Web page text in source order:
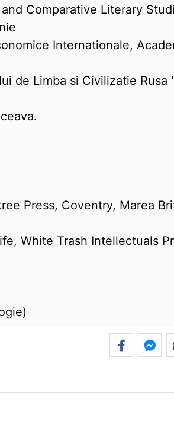
Comparative Literary
Internationale,
de Limba si Civilizatie Rusa
Press, Coventry, Marea
White Trash Intellectuals